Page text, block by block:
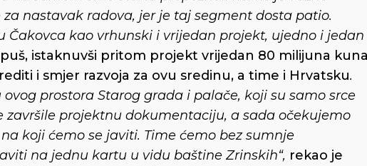
nastavak radova, jer je taj segment dosta patio.
Čakovca kao vrhunski i vrijedan projekt, ujedno i jedan
istaknuvši pritom projekt vrijedan 80 milijuna
i smjer razvoja za ovu sredinu, a time i Hrvatsku.
prostora Starog grada i palače, koji su samo srce
završile projektnu dokumentaciju, a sada očekujemo
koji ćemo se javiti. Time ćemo bez sumnje
na jednu kartu u vidu baštine Zrinskih“, rekao je